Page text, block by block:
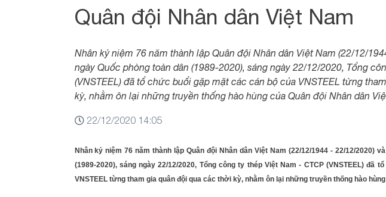
Quân đội Nhân dân Việt Nam
Nhân kỷ niệm 76 năm thành lập Quân đội Nhân dân Việt Nam (22/12/
ngày Quốc phòng toàn dân (1989-2020), sáng ngày 22/12/2020, Tổng
(VNSTEEL) đã tổ chức buổi gặp mặt các cán bộ của VNSTEEL từng
kỳ, nhằm ôn lại những truyền thống hào hùng của Quân đội Nhân dân
22/12/2020 14:05
Nhân kỷ niệm 76 năm thành lập Quân đội Nhân dân Việt Nam (22/12/1944 - 22/12/2020)
(1989-2020), sáng ngày 22/12/2020, Tổng công ty thép Việt Nam - CTCP (VNSTEEL) đã
VNSTEEL từng tham gia quân đội qua các thời kỳ, nhằm ôn lại những truyền thống hào